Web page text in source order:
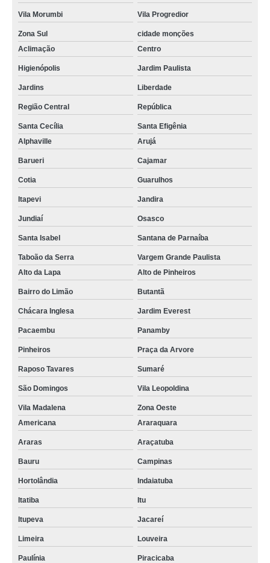
Vila Morumbi Vila Progredior
Zona Sul
cidade monções
Aclimação
Centro
Higienópolis Jardim Paulista
Jardins Liberdade
Região Central República
Santa Cecília
Santa Efigênia
Alphaville
Arujá
Barueri Cajamar
Cotia Guarulhos
Itapevi Jandira
Jundiaí Osasco
Santa Isabel Santana de Parnaíba
Taboão da Serra
Vargem Grande Paulista
Alto da Lapa
Alto de Pinheiros
Bairro do Limão Butantã
Chácara Inglesa Jardim Everest
Pacaembu Panamby
Pinheiros Praça da Arvore
Raposo Tavares Sumaré
São Domingos Vila Leopoldina
Vila Madalena
Zona Oeste
Americana
Araraquara
Araras Araçatuba
Bauru Campinas
Hortolândia Indaiatuba
Itatiba Itu
Itupeva Jacareí
Limeira Louveira
Paulínia Piracicaba